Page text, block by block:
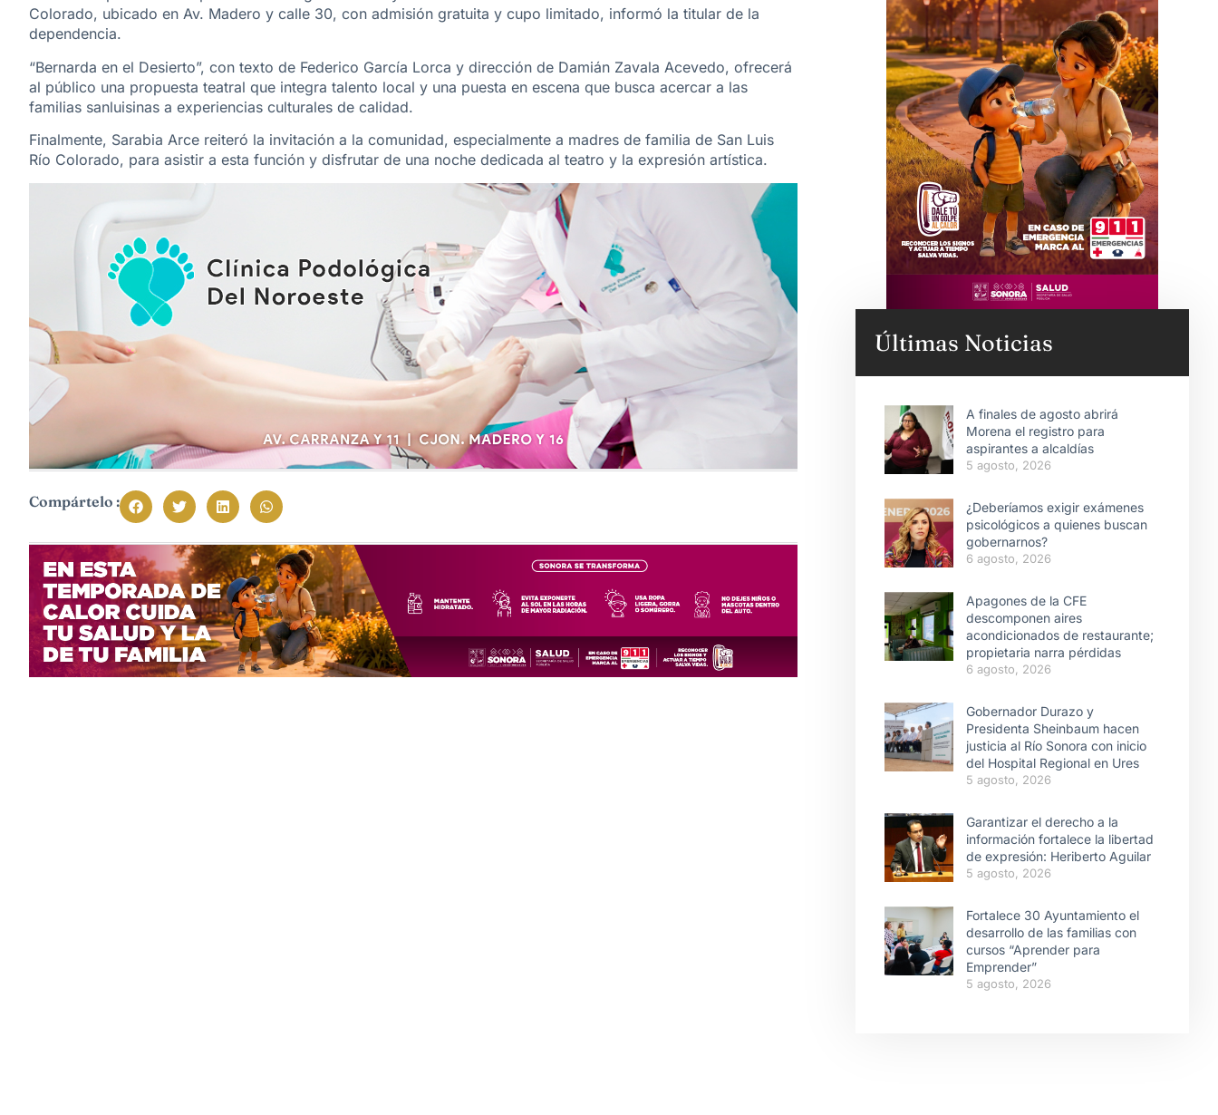
Colorado, ubicado en Av. Madero y calle 30, con admisión gratuita y cupo limitado, informó la titular de la
dependencia.
“Bernarda en el Desierto”, con texto de Federico García Lorca y dirección de Damián Zavala Acevedo, ofrecerá
al público una propuesta teatral que integra talento local y una puesta en escena que busca acercar a las
familias sanluisinas a experiencias culturales de calidad.
Finalmente, Sarabia Arce reiteró la invitación a la comunidad, especialmente a madres de familia de San Luis
Río Colorado, para asistir a esta función y disfrutar de una noche dedicada al teatro y la expresión artística.
Compártelo :
Últimas Noticias
A finales de agosto abrirá
Morena el registro para
aspirantes a alcaldías
5 agosto, 2026
¿Deberíamos exigir exámenes
psicológicos a quienes buscan
gobernarnos?
6 agosto, 2026
Apagones de la CFE
descomponen aires
acondicionados de restaurante;
propietaria narra pérdidas
6 agosto, 2026
Gobernador Durazo y
Presidenta Sheinbaum hacen
justicia al Río Sonora con inicio
del Hospital Regional en Ures
5 agosto, 2026
Garantizar el derecho a la
información fortalece la libertad
de expresión: Heriberto Aguilar
5 agosto, 2026
Fortalece 30 Ayuntamiento el
desarrollo de las familias con
cursos “Aprender para
Emprender”
5 agosto, 2026